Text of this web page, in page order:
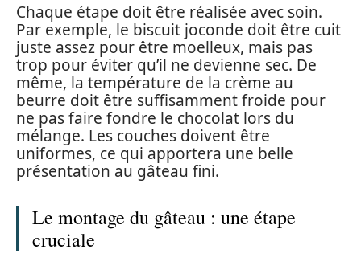
Chaque étape doit être réalisée avec soin.
Par exemple, le biscuit joconde doit être cuit
juste assez pour être moelleux, mais pas
trop pour éviter qu’il ne devienne sec. De
même, la température de la crème au
beurre doit être suffisamment froide pour
ne pas faire fondre le chocolat lors du
mélange. Les couches doivent être
uniformes, ce qui apportera une belle
présentation au gâteau fini.
Le montage du gâteau : une étape
cruciale